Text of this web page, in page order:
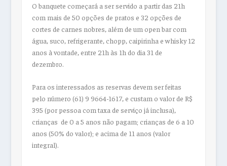
O banquete começará a ser servido a partir das 21h
com mais de 50 opções de pratos e 32 opções de
cortes de carnes nobres, além de um open bar com
água, suco, refrigerante, chopp, caipirinha e whisky 12
anos à vontade, entre 21h às 1h do dia 31 de
dezembro.
Para os interessados as reservas devem ser feitas
pelo número (61) 9 9664-1617, e custam o valor de R$
395 (por pessoa com taxa de serviço já inclusa),
crianças de 0 a 5 anos não pagam; crianças de 6 a 10
anos (50% do valor); e acima de 11 anos (valor
integral).